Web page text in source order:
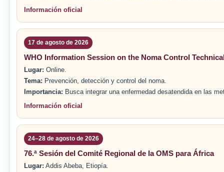
Información oficial
17 de agosto de 2026
WHO Information Session on the Noma Control
Lugar: Online.
Tema: Prevención, detección y control del noma.
Importancia: Busca integrar una enfermedad desatendida en las
Información oficial
24–28 de agosto de 2026
76.ª Sesión del Comité Regional de la OMS para África
Lugar: Addis Abeba, Etiopía.